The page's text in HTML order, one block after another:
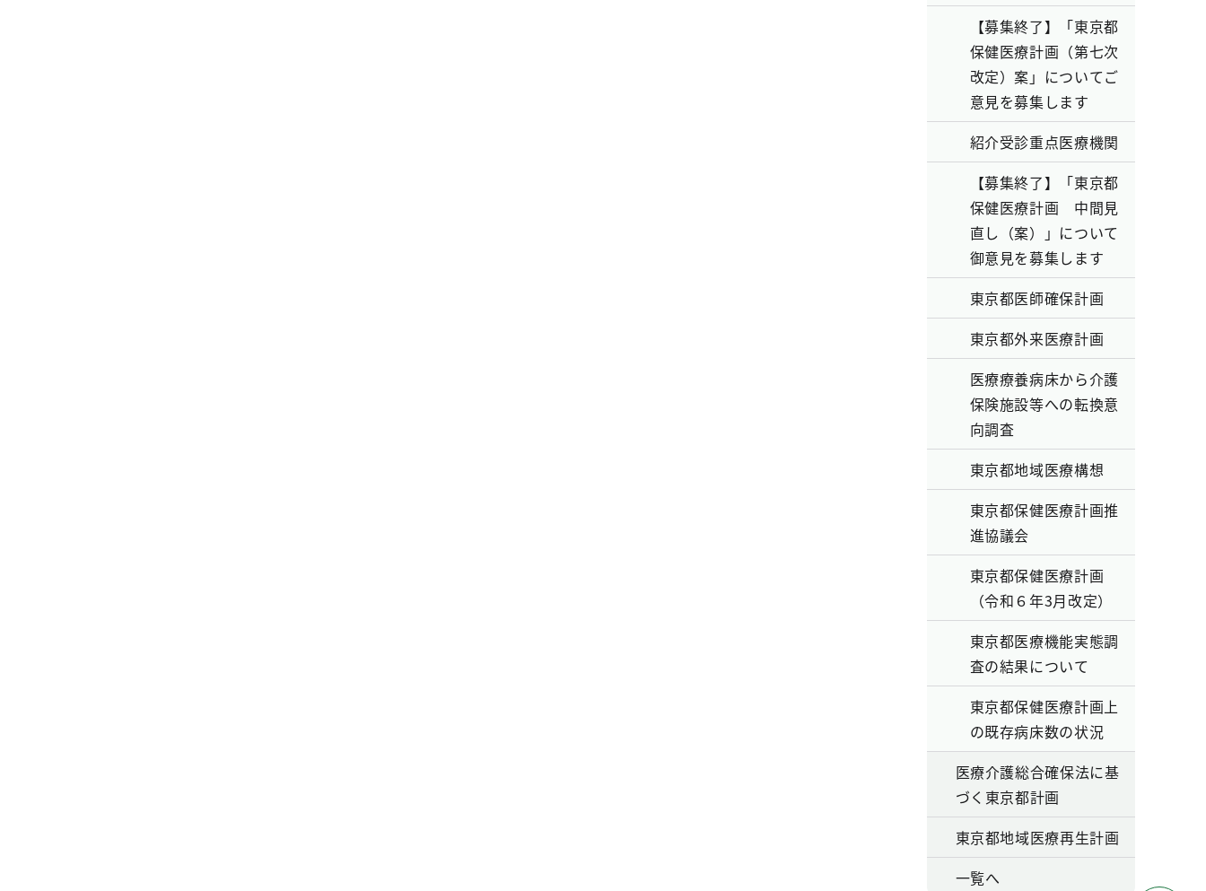
【募集終了】「東京都
保健医療計画（第七次
改定）案」についてご
意見を募集します
紹介受診重点医療機関
【募集終了】「東京都
保健医療計画 中間見
直し（案）」について
御意見を募集します
東京都医師確保計画
東京都外来医療計画
医療療養病床から介護
保険施設等への転換意
向調査
東京都地域医療構想
東京都保健医療計画推
進協議会
東京都保健医療計画
（令和６年3月改定）
東京都医療機能実態調
査の結果について
東京都保健医療計画上
の既存病床数の状況
医療介護総合確保法に基
づく東京都計画
東京都地域医療再生計画
一覧へ